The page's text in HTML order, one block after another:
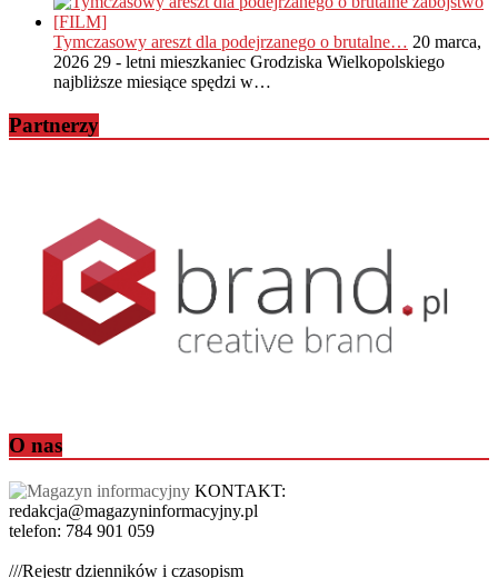
Tymczasowy areszt dla podejrzanego o brutalne… 20 marca,
2026 29 - letni mieszkaniec Grodziska Wielkopolskiego
najbliższe miesiące spędzi w…
Partnerzy
O nas
KONTAKT:
redakcja@magazyninformacyjny.pl
telefon: 784 901 059
///Rejestr dzienników i czasopism